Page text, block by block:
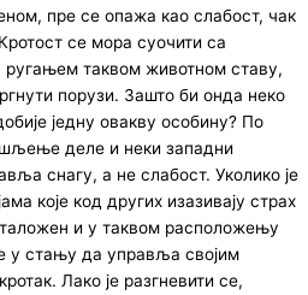
пре се опажа као слабост, чак
се мора суочити са
таквом животном ставу,
порузи. Зашто би онда неко
једну овакву особину? По
деле и неки западни
снагу, а не слабост. Уколико је
које код других изазивају страх
и у таквом расположењу
у стању да управља својим
Лако је разгневити се,